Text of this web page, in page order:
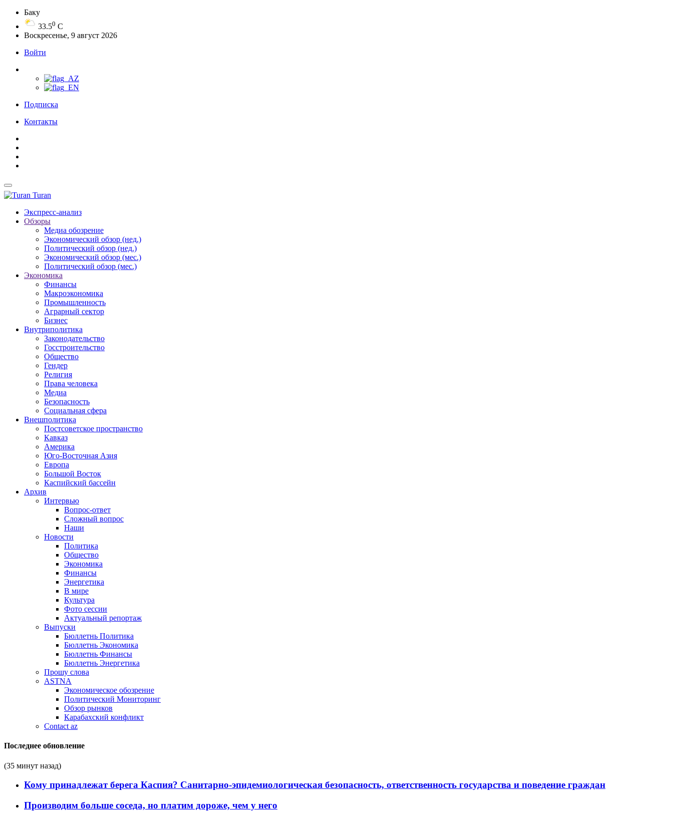
Баку
33.50 C
Воскресенье, 9 август 2026
Войти
Подписка
Контакты
Turan
Экспресс-анализ
Обзоры
Медиа обозрение
Экономический обзор (нед.)
Политический обзор (нед.)
Экономический обзор (мес.)
Политический обзор (мес.)
Экономика
Финансы
Макроэкономика
Промышленность
Аграрный сектор
Бизнес
Внутриполитика
Законодательство
Госстроительство
Общество
Гендер
Религия
Права человека
Медиа
Безопасность
Социальная сфера
Внешполитика
Постсоветское пространство
Кавказ
Америка
Юго-Восточная Азия
Европа
Большой Восток
Каспийский бассейн
Архив
Интервью
Вопрос-ответ
Сложный вопрос
Наши
Новости
Политика
Общество
Экономика
Финансы
Энергетика
В мире
Культура
Фото сессии
Актуальный репортаж
Выпуски
Бюллетнь Политика
Бюллетнь Экономика
Бюллетнь Финансы
Бюллетнь Энергетика
Прошу слова
ASTNA
Экономическое обозрение
Политический Мониторинг
Обзор рынков
Карабахский конфликт
Contact az
Последнее обновление
(35 минут назад)
Кому принадлежат берега Каспия? Санитарно-эпидемиологическая безопасность, ответственность государства и поведение граждан
Производим больше соседа, но платим дороже, чем у него